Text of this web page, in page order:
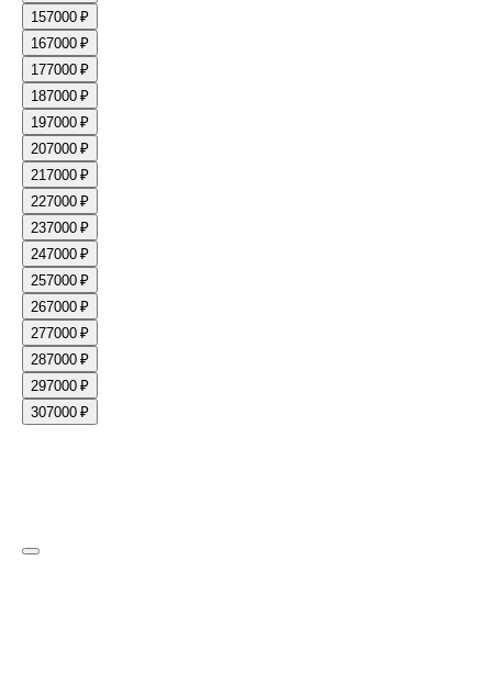
157000 ₽
167000 ₽
177000 ₽
187000 ₽
197000 ₽
207000 ₽
217000 ₽
227000 ₽
237000 ₽
247000 ₽
257000 ₽
267000 ₽
277000 ₽
287000 ₽
297000 ₽
307000 ₽